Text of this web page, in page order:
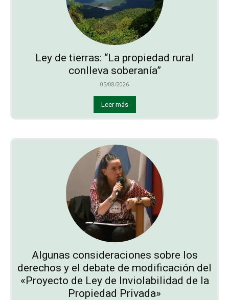
Ley de tierras: “La propiedad rural
conlleva soberanía”
05/08/2026
Leer más
Algunas consideraciones sobre los
derechos y el debate de modificación del
«Proyecto de Ley de Inviolabilidad de la
Propiedad Privada»